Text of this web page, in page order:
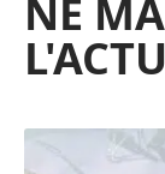
NE